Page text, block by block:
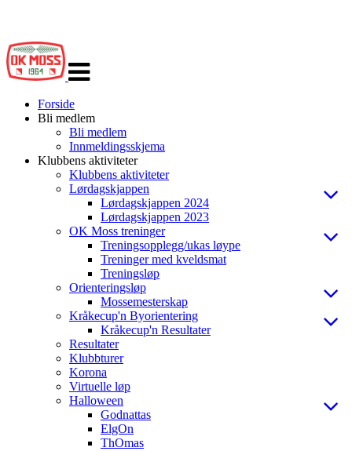
navigasjon
Forside
Bli medlem
Bli medlem
Innmeldingsskjema
Klubbens aktiviteter
Klubbens aktiviteter
Lørdagskjappen
Lørdagskjappen 2024
Lørdagskjappen 2023
OK Moss treninger
Treningsopplegg/ukas løype
Treninger med kveldsmat
Treningsløp
Orienteringsløp
Mossemesterskap
Kråkecup'n Byorientering
Kråkecup'n Resultater
Resultater
Klubbturer
Korona
Virtuelle løp
Halloween
Godnattas
ElgOn
ThOmas